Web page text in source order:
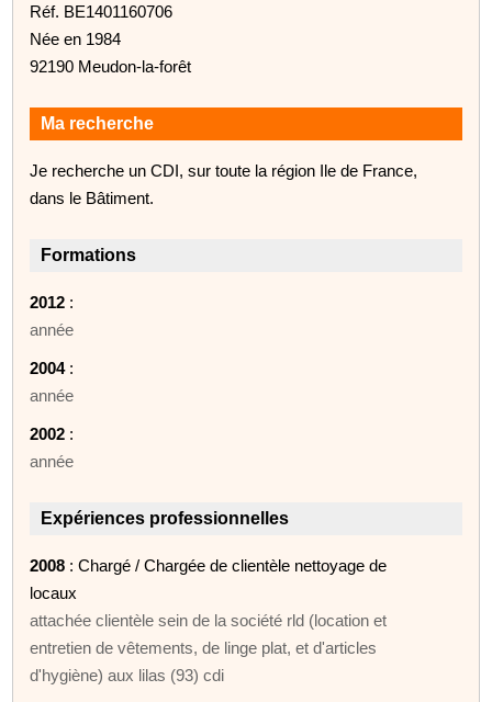
Réf. BE1401160706
Née en 1984
92190 Meudon-la-forêt
Ma recherche
Je recherche un CDI, sur toute la région Ile de France,
dans le Bâtiment.
Formations
2012 :
année
2004:
année
2002 :
année
Expériences professionnelles
2008 : Chargé / Chargée de clientèle nettoyage de
locaux
attachée clientèle sein de la société rld (location et
entretien de vêtements, de linge plat, et d'articles
d'hygiène) aux lilas (93) cdi